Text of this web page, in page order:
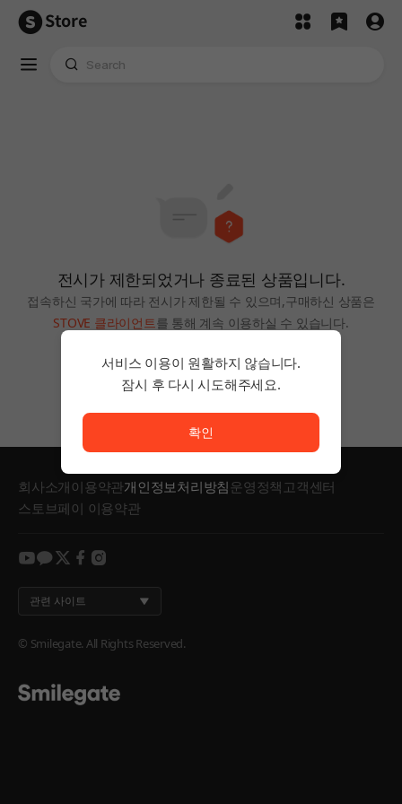
Store
전시가 제한되었거나 종료된 상품입니다.
접속하신 국가에 따라 전시가 제한될 수 있으며,구매하신 상품은
STOVE 클라이언트를 통해 계속 이용하실 수 있습니다.
홈으로
회사소개이용약관개인정보처리방침운영정책 고객센터
스토브페이 이용약관
youtube
kakaotwitterfacebook
instagram
관련 사이트
© Smilegate. All Rights Reserved.
서비스 이용이 원활하지 않습니다.
잠시 후 다시 시도해주세요.
확인